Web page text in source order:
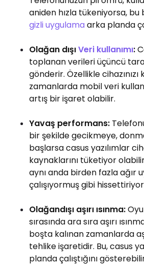
aniden hızla tükeniyorsa, bu
gizli uygulama arka planda
Olağan dışıVeri kullanımı:
toplanan verileri üçüncü
gönderir. Özellikle cihazınızı
zamanlarda mobil veri
artış bir işaret olabilir.
Yavaş performans:
bir şekilde gecikmeye,
başlarsa casus yazılımlar
kaynaklarını tüketiyor
aynı anda birden fazla ağır
çalışıyormuş gibi
Olağandışı aşırı ısınma:
sırasında ara sıra aşırı
boşta kalınan zamanlarda
tehlike işaretidir. Bu, casus
planda çalıştığını